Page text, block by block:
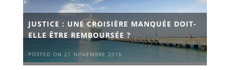
JUSTICE : UNE CROISIÈRE MANQUÉE DOIT-
ELLE ÊTRE REMBOURSÉE ?
POSTED ON 21 NOVEMBRE 2016